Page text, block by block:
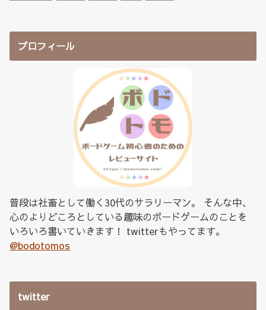
プロフィール
普段は社畜として働く30代のサラリーマン。 そんな中、
心のよりどころとしている趣味のボードゲームのことを
いろいろ書いていきます！ twitterもやってます。
@bodotomos
twitter